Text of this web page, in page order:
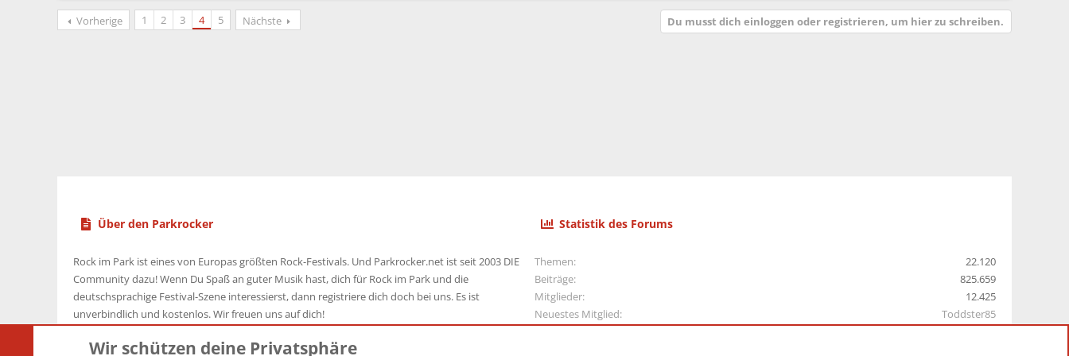
e
r
Vorherige 1 2 3 4 5 Nächste Du musst dich einloggen oder registrieren, um hier zu schreiben.
Über den Parkrocker
Rock im Park ist eines von Europas größten Rock-Festivals. Und Parkrocker.net ist seit 2003 DIE
Community dazu! Wenn Du Spaß an guter Musik hast, dich für Rock im Park und die
deutschsprachige Festival-Szene interessierst, dann registriere dich doch bei uns. Es ist
unverbindlich und kostenlos. Wir freuen uns auf dich!
Statistik des Forums
Themen
22.120
Beiträge
825.659
Mitglieder
12.425
Neuestes Mitglied
Toddster85
Wir schützen deine Privatsphäre